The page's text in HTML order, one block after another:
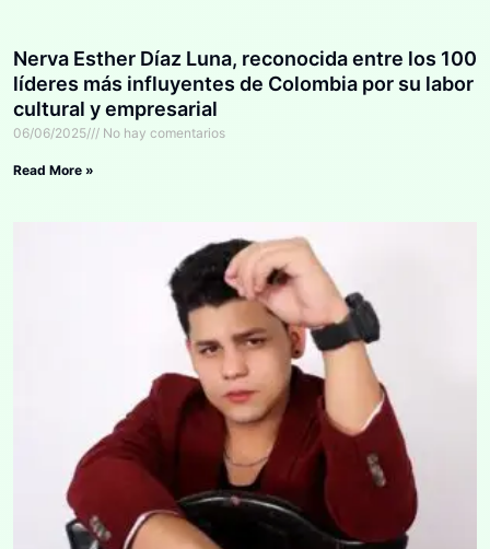
Nerva Esther Díaz Luna, reconocida entre los 100
líderes más influyentes de Colombia por su labor
cultural y empresarial
06/06/2025 No hay comentarios
Read More »